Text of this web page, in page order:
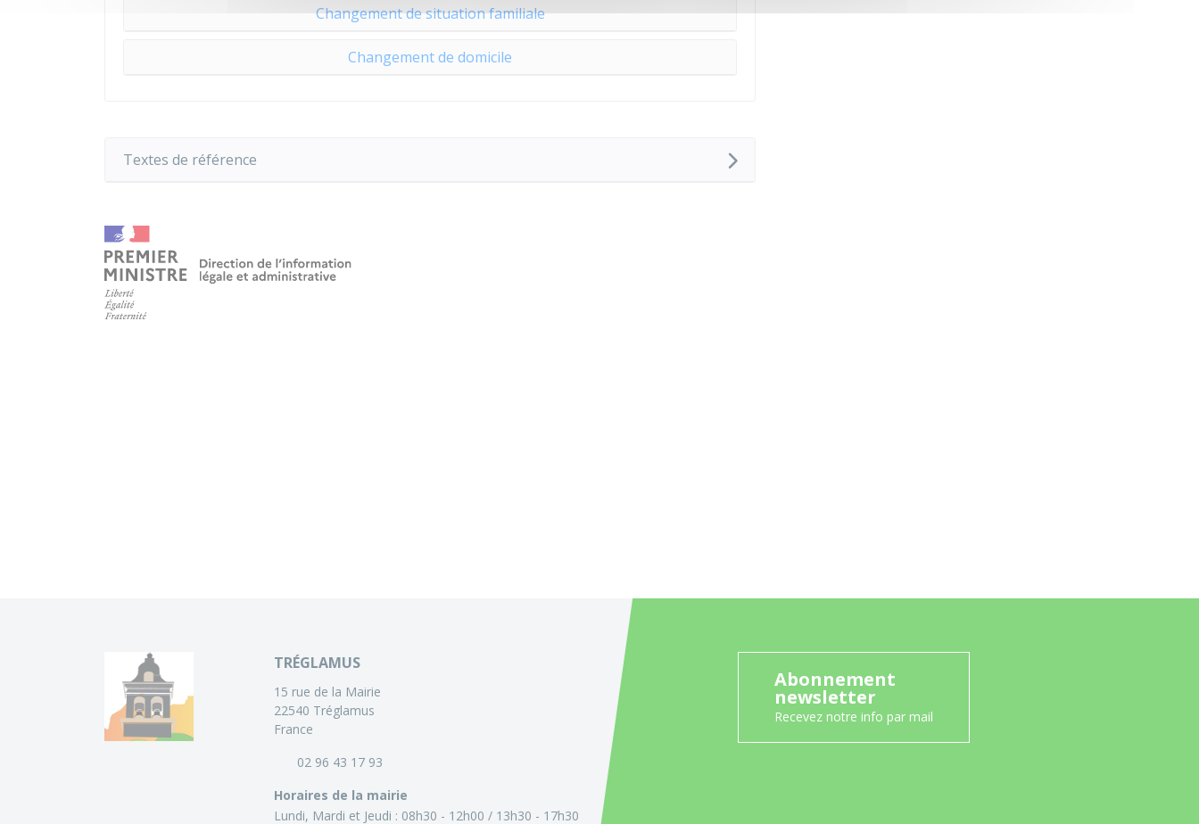
Changement de situation familiale
Changement de domicile
Textes de référence
TRÉGLAMUS
15 rue de la Mairie
22540 Tréglamus
France
02 96 43 17 93
Horaires de la mairie
Lundi, Mardi et Jeudi : 08h30 - 12h00 13h30 - 17h30
Abonnement
newsletter
Recevez notre info par mail